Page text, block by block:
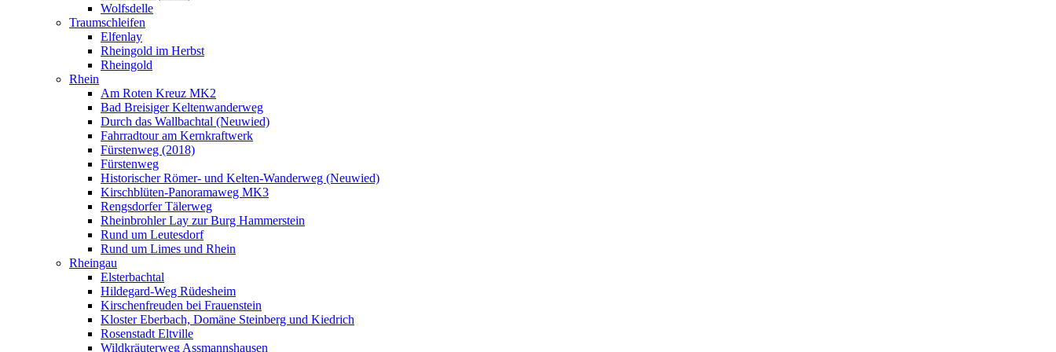
Wolfsdelle
Traumschleifen
Elfenlay
Rheingold im Herbst
Rheingold
Rhein
Am Roten Kreuz MK2
Bad Breisiger Keltenwanderweg
Durch das Wallbachtal (Neuwied)
Fahrradtour am Kernkraftwerk
Fürstenweg (2018)
Fürstenweg
Historischer Römer- und Kelten-Wanderweg (Neuwied)
Kirschblüten-Panoramaweg MK3
Rengsdorfer Tälerweg
Rheinbrohler Lay zur Burg Hammerstein
Rund um Leutesdorf
Rund um Limes und Rhein
Rheingau
Elsterbachtal
Hildegard-Weg Rüdesheim
Kirschenfreuden bei Frauenstein
Kloster Eberbach, Domäne Steinberg und Kiedrich
Rosenstadt Eltville
Wildkräuterweg Assmannshausen